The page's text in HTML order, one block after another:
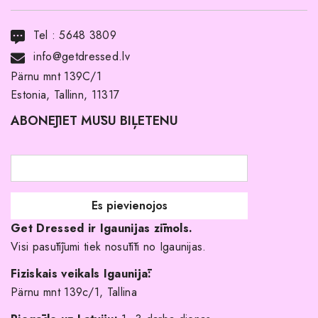
Noma ar pirkuma tiesībām
Par mums
Pirkuma noteikumi un nosacījumi
Atgriešanas politika
Līgavas družiņu kleitas
Veikali
Kāpēc izvēlēties mūs?
Tel :5648 3809
info@getdressed.lv
Pärnu mnt 139C/1
Estonia, Tallinn, 11317
ABONĒJIET MŪSU BIĻETENU
Get Dressed ir Igaunijas zīmols.
Visi pasūtījumi tiek nosūtīti no Igaunijas.
Fiziskais veikals Igaunijā:
Pärnu mnt 139c/1, Tallina